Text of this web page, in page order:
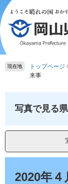
ペ
ー
ジ
の
先
頭
メ
ニ
ュ
ー
を
飛
現在地 トップページ
来事
写真で見る
2020年